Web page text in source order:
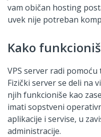
vam običan hosting
uvek nije potreban
Kako
VPS server radi
Fizički server se deli na
njih funkcioniše kao
imati sopstveni
aplikacije i servise, u
administracije.